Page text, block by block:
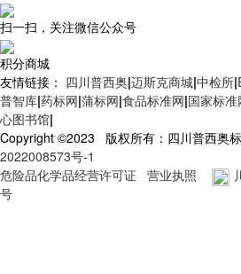
扫一扫，关注微信公众号
积分商城
友情链接： 四川普西奥|迈斯克商城|中检所|
普智库|药标网|蒲标网|食品标准网|国家标准
心图书馆|
Copyright ©2023 版权所有：四川普西奥
2022008573号-1
危险品化学品经营许可证
营业执照
号